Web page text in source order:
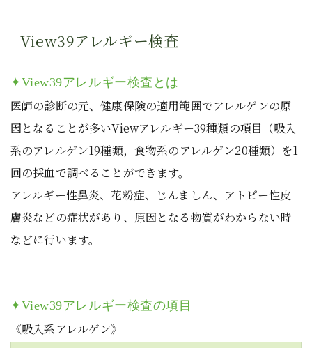
View39アレルギー検査
✦View39アレルギー検査とは
医師の診断の元、健康保険の適用範囲でアレルゲンの原
因となることが多いViewアレルギー39種類の項目（吸入
系のアレルゲン19種類，食物系のアレルゲン20種類）を1
回の採血で調べることができます。
アレルギー性鼻炎、花粉症、じんましん、アトピー性皮
膚炎などの症状があり、原因となる物質がわからない時
などに行います。
✦View39アレルギー検査の項目
《吸入系アレルゲン》